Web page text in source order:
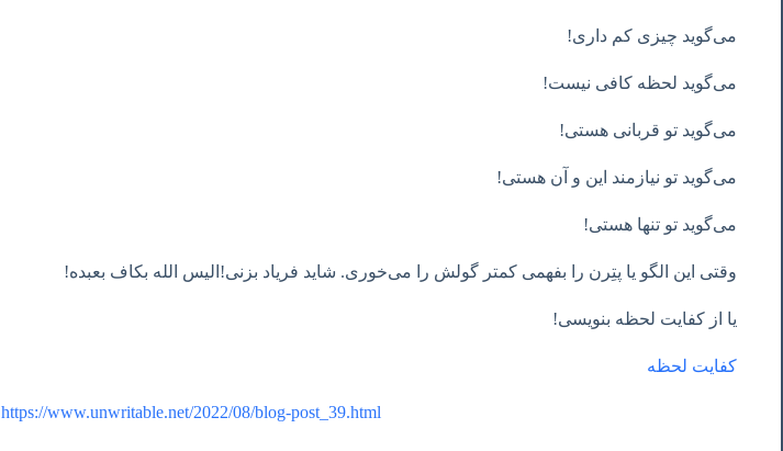
می‌گوید چیزی کم داری!
می‌گوید لحظه کافی نیست!
می‌گوید تو قربانی هستی!
می‌گوید تو نیازمند این و آن هستی!
می‌گوید تو تنها هستی!
وقتی این الگو یا پتِرن را بفهمی کمتر گولش را می‌خوری. شاید فریاد بزنی!الیس الله بکاف بعبده!
یا از کفایت لحظه بنویسی!
کفایت لحظه
https://www.unwritable.net/2022/08/blog-post_39.html